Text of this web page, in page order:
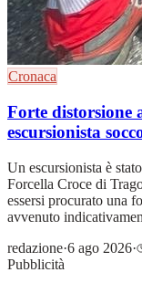
Cronaca
Forte distorsione
escursionista
Un escursionista è
Forcella Croce di
essersi procurato una
avvenuto
redazione·6 ago 2026·
Pubblicità